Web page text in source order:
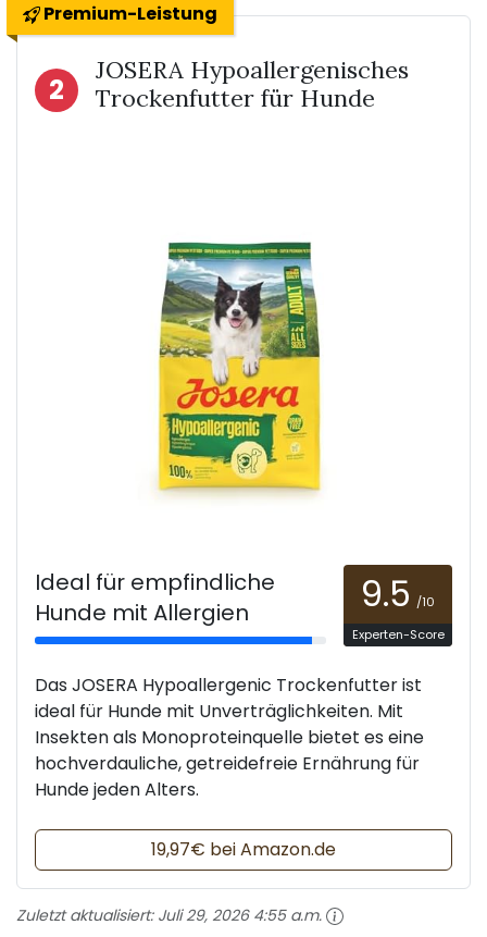
Premium-Leistung
2
JOSERA Hypoallergenisches
Trockenfutter für Hunde
Ideal für empfindliche
Hunde mit Allergien
9.5 /10
Experten-Score
Das JOSERA Hypoallergenic Trockenfutter ist
ideal für Hunde mit Unverträglichkeiten. Mit
Insekten als Monoproteinquelle bietet es eine
hochverdauliche, getreidefreie Ernährung für
Hunde jeden Alters.
19,97€ bei Amazon.de
Zuletzt aktualisiert: Juli 29, 2026 4:55 a.m.